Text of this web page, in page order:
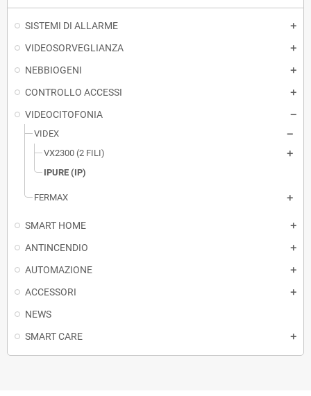
SISTEMI DI ALLARME
VIDEOSORVEGLIANZA
NEBBIOGENI
CONTROLLO ACCESSI
VIDEOCITOFONIA
VIDEX
VX2300 (2 FILI)
IPURE (IP)
FERMAX
SMART HOME
ANTINCENDIO
AUTOMAZIONE
ACCESSORI
NEWS
SMART CARE